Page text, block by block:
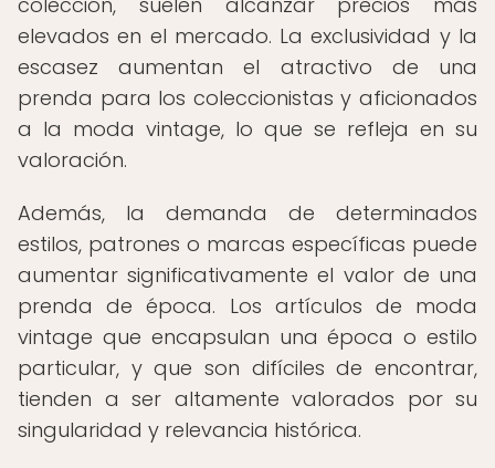
elevados en el mercado. La exclusividad y la
escasez aumentan el atractivo de una
prenda para los coleccionistas y aficionados
a la moda vintage, lo que se refleja en su
valoración.
Además, la demanda de determinados
estilos, patrones o marcas específicas puede
aumentar significativamente el valor de una
prenda de época. Los artículos de moda
vintage que encapsulan una época o estilo
particular, y que son difíciles de encontrar,
tienden a ser altamente valorados por su
singularidad y relevancia histórica.